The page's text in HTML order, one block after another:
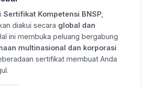
Sertifikat Kompetensi BNSP,
diakui secara global dan
ini membuka peluang bergabung
multinasional dan korporasi
sertifikat membuat Anda